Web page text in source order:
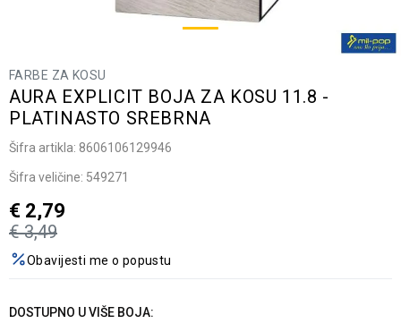
FARBE ZA KOSU
AURA EXPLICIT BOJA ZA KOSU 11.8 -
PLATINASTO SREBRNA
Šifra artikla: 8606106129946
Šifra veličine: 549271
€ 3,49
€ 2,79
Obavijesti me o popustu
DOSTUPNO U VIŠE BOJA: